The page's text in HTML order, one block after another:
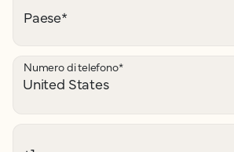
Paese*
Numero di telefono*